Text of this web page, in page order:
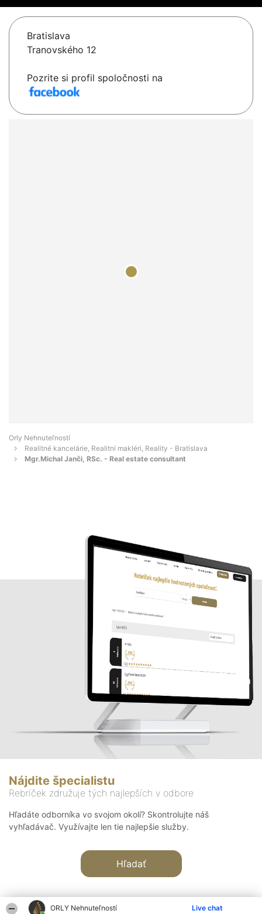
ORLY Nehnuteľností Live chat
Bratislava
Tranovského 12
Pozrite si profil spoločnosti na
Orly Nehnuteľností
Realitné kancelárie, Realitní makléri, Reality - Bratislava
Mgr.Michal Janči, RSc. - Real estate consultant
Nájdite špecialistu
Rebríček združuje tých najlepších v odbore
Hľadáte odborníka vo svojom okolí? Skontrolujte náš
vyhľadávač. Využívajte len tie najlepšie služby.
Hľadať